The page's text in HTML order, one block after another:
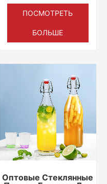
ПОСМОТРЕТЬ
БОЛЬШЕ
Оптовые Стеклянные